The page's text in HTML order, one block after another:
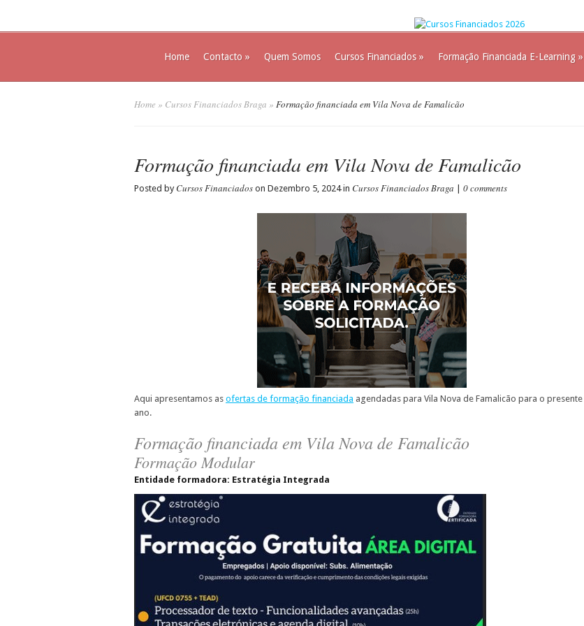
Home Contacto » Quem Somos Cursos Financiados» Formação Financiada E-Learning »
Home » Cursos Financiados Braga » Formação financiada em Vila Nova de Famalicão
Formação financiada em Vila Nova de Famalicão
Posted by Cursos Financiados on Dezembro 5, 2024 in Cursos Financiados Braga 0 comments
Aqui apresentamos as ofertas de formação financiada agendadas para Vila Nova de Famalicão para o presente
ano.
Formação financiada em Vila Nova de Famalicão
Formação Modular
Entidade formadora: Estratégia Integrada